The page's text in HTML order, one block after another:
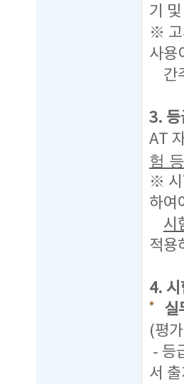
기
※ 고
사용
간
3. 등
AT
험
※ 시
하여
시
적용
4. 시
실
(평
- 등
서